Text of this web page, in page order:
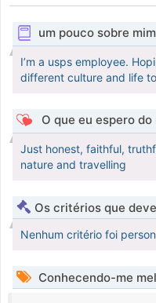
um pouco sobre mim
I’m a usps employee.
different culture and life
O que eu espero
Just honest, faithful,
nature and travelling
Os critérios que
Nenhum critério foi
Conhecendo-me